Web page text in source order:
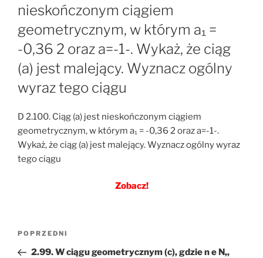
nieskończonym ciągiem
geometrycznym, w którym a₁ =
-0,36 2 oraz a=-1-. Wykaż, że ciąg
(a) jest malejący. Wyznacz ogólny
wyraz tego ciągu
D 2.100. Ciąg (a) jest nieskończonym ciągiem
geometrycznym, w którym a₁ = -0,36 2 oraz a=-1-.
Wykaż, że ciąg (a) jest malejący. Wyznacz ogólny wyraz
tego ciągu
Zobacz!
Nawigacja
Poprzedni
wpis
POPRZEDNI
2.99. W ciągu geometrycznym (c), gdzie n e N,,